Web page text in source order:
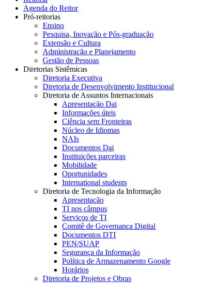
Agenda do Reitor
Pró-reitorias
Ensino
Pesquisa, Inovação e Pós-graduação
Extensão e Cultura
Administração e Planejamento
Gestão de Pessoas
Diretorias Sistêmicas
Diretoria Executiva
Diretoria de Desenvolvimento Institucional
Diretoria de Assuntos Internacionais
Apresentação Dai
Informações úteis
Ciência sem Fronteiras
Núcleo de Idiomas
NAIs
Documentos Dai
Instituições parceiras
Mobilidade
Oportunidades
International students
Diretoria de Tecnologia da Informação
Apresentação
TI nos câmpus
Serviços de TI
Comitê de Governança Digital
Documentos DTI
PEN/SUAP
Segurança da Informação
Política de Armazenamento Google
Horários
Diretoria de Projetos e Obras